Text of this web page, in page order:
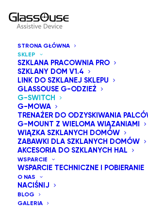
STRONA GŁÓWNA
SKLEP
SZKLANA PRACOWNIA PRO
SZKLANY DOM V1.4
LINK DO SZKLANEJ SKLEPU
GLASSOUSE G-ODZIEŻ
G-SWITCH
G-MOWA
TRENAŻER DO ODZYSKIWANIA
G-MOUNT Z WIELOMA WIĄZANIAMI
WIĄZKA SZKLANYCH DOMÓW
ZABAWKI DLA SZKLANYCH DOMÓW
AKCESORIA DO SZKLANYCH HAL
WSPARCIE
WSPARCIE TECHNICZNE I POBIERANIE
O NAS
NACIŚNIJ
BLOG
GALERIA
Poznaj najnowsze przełączniki
GlassOuse z serii G-Switch. W tej
przełącznik zgryzowy, przełącznik
przełącznik palcowy, przełącznik
naciskowy, przełącznik poduszkowy,
dotykowy, przełącznik zbliżeniowy,
360°, przełącznik policzkowy,
innowacyjny przełącznik mięśniowy.
jest wyposażony w gniazdo 3,5 mm, co